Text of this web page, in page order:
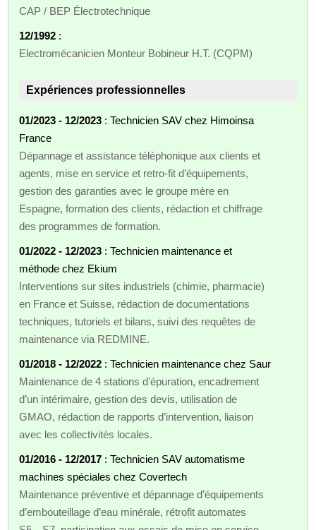
CAP / BEP Électrotechnique
12/1992 :
Electromécanicien Monteur Bobineur H.T. (CQPM)
Expériences professionnelles
01/2023 - 12/2023 : Technicien SAV chez Himoinsa
France
Dépannage et assistance téléphonique aux clients et
agents, mise en service et retro‑fit d’équipements,
gestion des garanties avec le groupe mère en
Espagne, formation des clients, rédaction et chiffrage
des programmes de formation.
01/2022 - 12/2023 : Technicien maintenance et
méthode chez Ekium
Interventions sur sites industriels (chimie, pharmacie)
en France et Suisse, rédaction de documentations
techniques, tutoriels et bilans, suivi des requêtes de
maintenance via REDMINE.
01/2018 - 12/2022 : Technicien maintenance chez Saur
Maintenance de 4 stations d’épuration, encadrement
d’un intérimaire, gestion des devis, utilisation de
GMAO, rédaction de rapports d’intervention, liaison
avec les collectivités locales.
01/2016 - 12/2017 : Technicien SAV automatisme
machines spéciales chez Covertech
Maintenance préventive et dépannage d’équipements
d’embouteillage d’eau minérale, rétrofit automates